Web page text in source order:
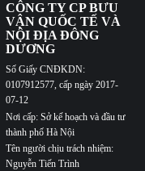
CÔNG TY CP BƯU
VẬN QUỐC TẾ VÀ
NỘI ĐỊA ĐÔNG
DƯƠNG
Số Giấy CNĐKDN:
0107912577, cấp ngày 2017-
07-12
Nơi cấp: Sở kế hoạch và đầu tư
thành phố Hà Nội
Tên người chịu trách nhiệm:
Nguyễn Tiến Trình